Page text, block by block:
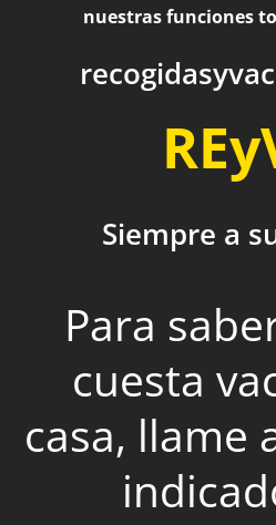
nuestras funciones
Siempre a
Para
cuesta
casa, llame